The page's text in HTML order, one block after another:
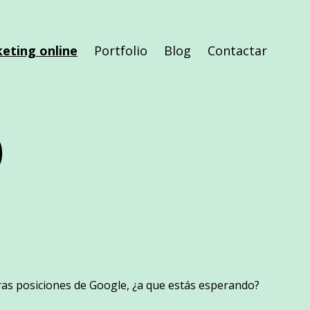
online Portfolio Blog Contactar
posiciones de Google, ¿a que estás esperando?